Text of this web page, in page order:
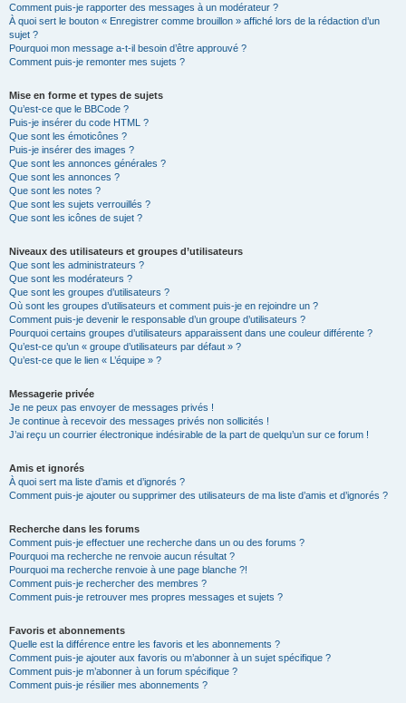
Comment puis-je rapporter des messages à un modérateur ?
À quoi sert le bouton « Enregistrer comme brouillon » affiché lors de la rédaction d’un
sujet ?
Pourquoi mon message a-t-il besoin d’être approuvé ?
Comment puis-je remonter mes sujets ?
Mise en forme et types de sujets
Qu’est-ce que le BBCode ?
Puis-je insérer du code HTML ?
Que sont les émoticônes ?
Puis-je insérer des images ?
Que sont les annonces générales ?
Que sont les annonces ?
Que sont les notes ?
Que sont les sujets verrouillés ?
Que sont les icônes de sujet ?
Niveaux des utilisateurs et groupes d’utilisateurs
Que sont les administrateurs ?
Que sont les modérateurs ?
Que sont les groupes d’utilisateurs ?
Où sont les groupes d’utilisateurs et comment puis-je en rejoindre un ?
Comment puis-je devenir le responsable d’un groupe d’utilisateurs ?
Pourquoi certains groupes d’utilisateurs apparaissent dans une couleur différente ?
Qu’est-ce qu’un « groupe d’utilisateurs par défaut » ?
Qu’est-ce que le lien « L’équipe » ?
Messagerie privée
Je ne peux pas envoyer de messages privés !
Je continue à recevoir des messages privés non sollicités !
J’ai reçu un courrier électronique indésirable de la part de quelqu’un sur ce forum !
Amis et ignorés
À quoi sert ma liste d’amis et d’ignorés ?
Comment puis-je ajouter ou supprimer des utilisateurs de ma liste d’amis et d’ignorés ?
Recherche dans les forums
Comment puis-je effectuer une recherche dans un ou des forums ?
Pourquoi ma recherche ne renvoie aucun résultat ?
Pourquoi ma recherche renvoie à une page blanche ?!
Comment puis-je rechercher des membres ?
Comment puis-je retrouver mes propres messages et sujets ?
Favoris et abonnements
Quelle est la différence entre les favoris et les abonnements ?
Comment puis-je ajouter aux favoris ou m’abonner à un sujet spécifique ?
Comment puis-je m’abonner à un forum spécifique ?
Comment puis-je résilier mes abonnements ?